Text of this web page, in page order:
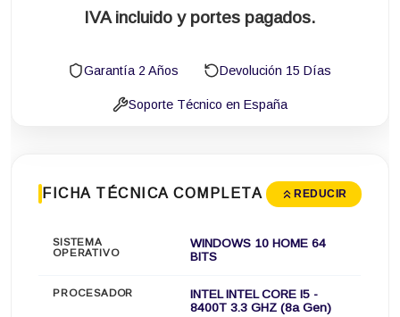
IVA incluido y portes pagados.
Garantía 2 Años Devolución 15 Días
Soporte Técnico en España
FICHA TÉCNICA COMPLETA REDUCIR
SISTEMA
OPERATIVO
WINDOWS 10 HOME 64
BITS
PROCESADOR
INTEL INTEL CORE I5 -
8400T 3.3 GHZ (8a Gen)